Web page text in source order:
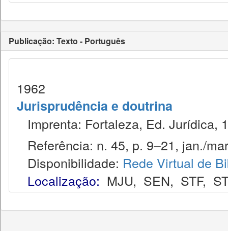
Publicação: Texto - Português
1962
Jurisprudência e doutrina
Imprenta: Fortaleza, Ed. Jurídica,
Referência: n. 45, p. 9–21, jan./
Disponibilidade: Rede Virtual de
Localização: MJU, SEN, STF,